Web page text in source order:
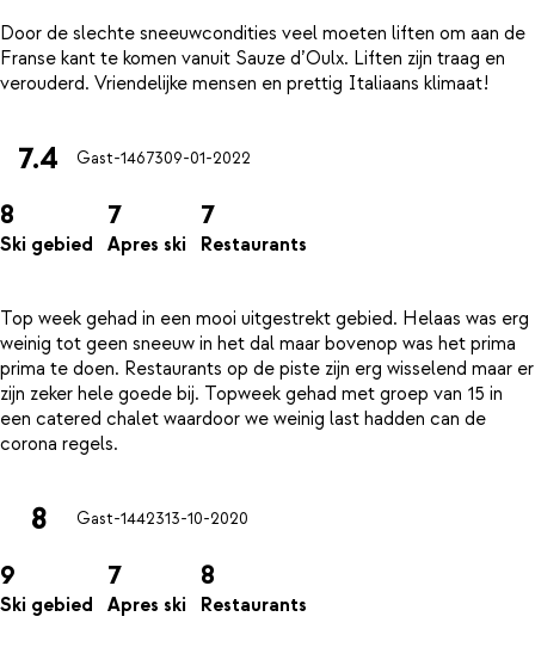
Door de slechte sneeuwcondities veel moeten liften om aan de
Franse kant te komen vanuit Sauze d’Oulx. Liften zijn traag en
7.4 Gast-1467309-01-2022
8
Ski gebied
7
Apres ski
7
Restaurants
Top week gehad in een mooi uitgestrekt gebied. Helaas was erg
weinig tot geen sneeuw in het dal maar bovenop was het prima
prima te doen. Restaurants op de piste zijn erg wisselend maar er
zijn zeker hele goede bij. Topweek gehad met groep van 15 in
een catered chalet waardoor we weinig last hadden can de
8 Gast-1442313-10-2020
9
Ski gebied
7
Apres ski
8
Restaurants